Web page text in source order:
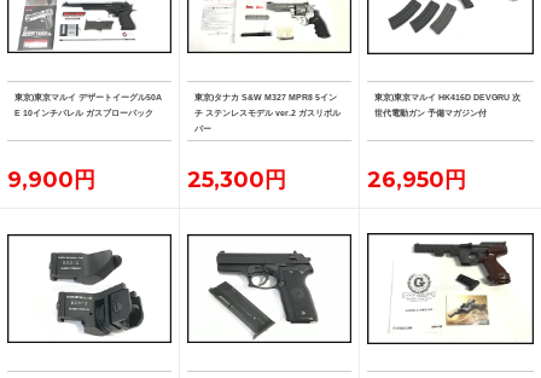
東京)東京マルイ デザートイーグル50A
E 10インチバレル ガスブローバック
9,900円
東京)タナカ S&W M327 MPR8 5イン
チ ステンレスモデル ver.2 ガスリボル
バー
25,300円
東京)東京マルイ HK416D DEVGRU 次
世代電動ガン 予備マガジン付
26,950円